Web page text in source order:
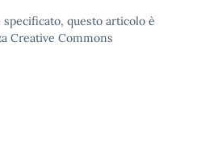
questo articolo è
Creative Commons